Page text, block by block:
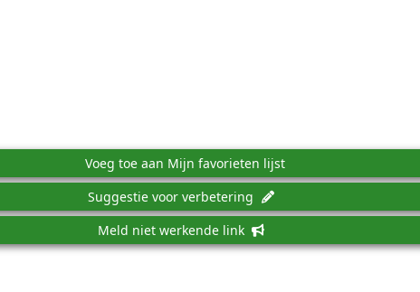
Voeg toe aan Mijn favorieten lijst
Suggestie voor verbetering
Meld niet werkende link